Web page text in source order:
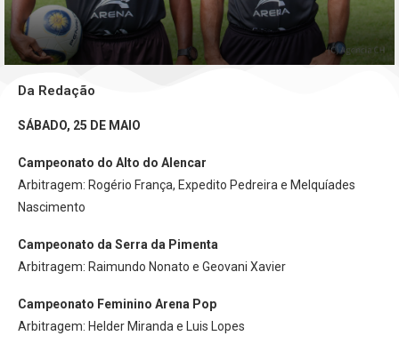
Da Redação
SÁBADO, 25 DE MAIO
Campeonato do Alto do Alencar
Arbitragem: Rogério França, Expedito Pedreira e Melquíades
Nascimento
Campeonato da Serra da Pimenta
Arbitragem: Raimundo Nonato e Geovani Xavier
Campeonato Feminino Arena Pop
Arbitragem: Helder Miranda e Luis Lopes